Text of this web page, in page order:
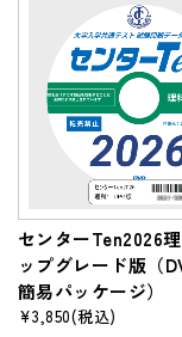
センターTen2026
ップグレード版（
簡易パッケージ）
¥3,850(税込)